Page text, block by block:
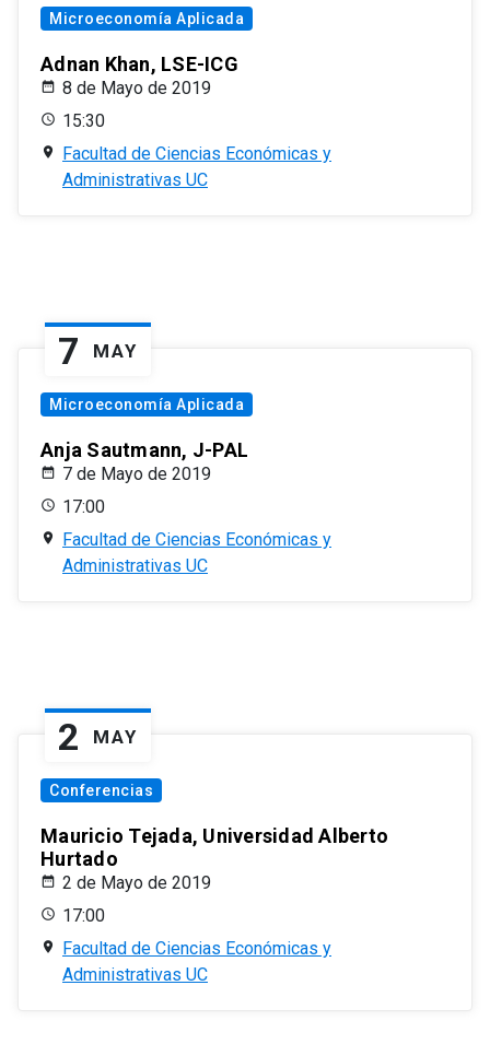
Microeconomía Aplicada
Adnan Khan, LSE-ICG
8 de Mayo de 2019
15:30
Facultad de Ciencias Económicas y
Administrativas UC
7 MAY
Microeconomía Aplicada
Anja Sautmann, J-PAL
7 de Mayo de 2019
17:00
Facultad de Ciencias Económicas y
Administrativas UC
2 MAY
Conferencias
Mauricio Tejada, Universidad Alberto
Hurtado
2 de Mayo de 2019
17:00
Facultad de Ciencias Económicas y
Administrativas UC